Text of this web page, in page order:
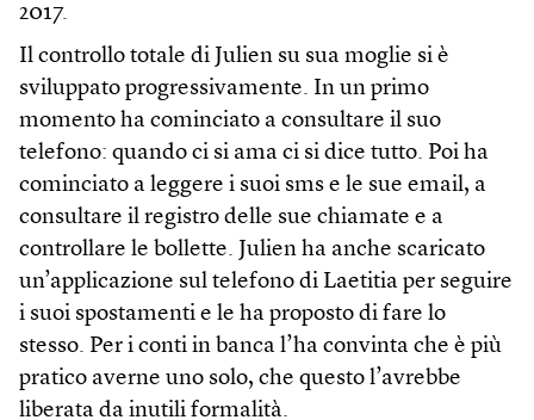
2017.
Il controllo totale di Julien su sua moglie si è
sviluppato progressivamente. In un primo
momento ha cominciato a consultare il suo
telefono: quando ci si ama ci si dice tutto. Poi ha
cominciato a leggere i suoi sms e le sue email, a
consultare il registro delle sue chiamate e a
controllare le bollette. Julien ha anche scaricato
un’applicazione sul telefono di Laetitia per seguire
i suoi spostamenti e le ha proposto di fare lo
stesso. Per i conti in banca l’ha convinta che è più
pratico averne uno solo, che questo l’avrebbe
liberata da inutili formalità.